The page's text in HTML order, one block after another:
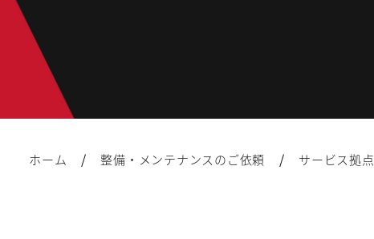
ホーム / 整備・メンテナンスのご依頼 / サービス拠点